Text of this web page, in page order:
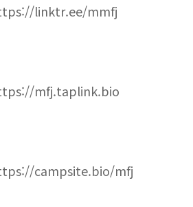
linktr.ee/mmfj
mfj.taplink.bio
campsite.bio/mfj